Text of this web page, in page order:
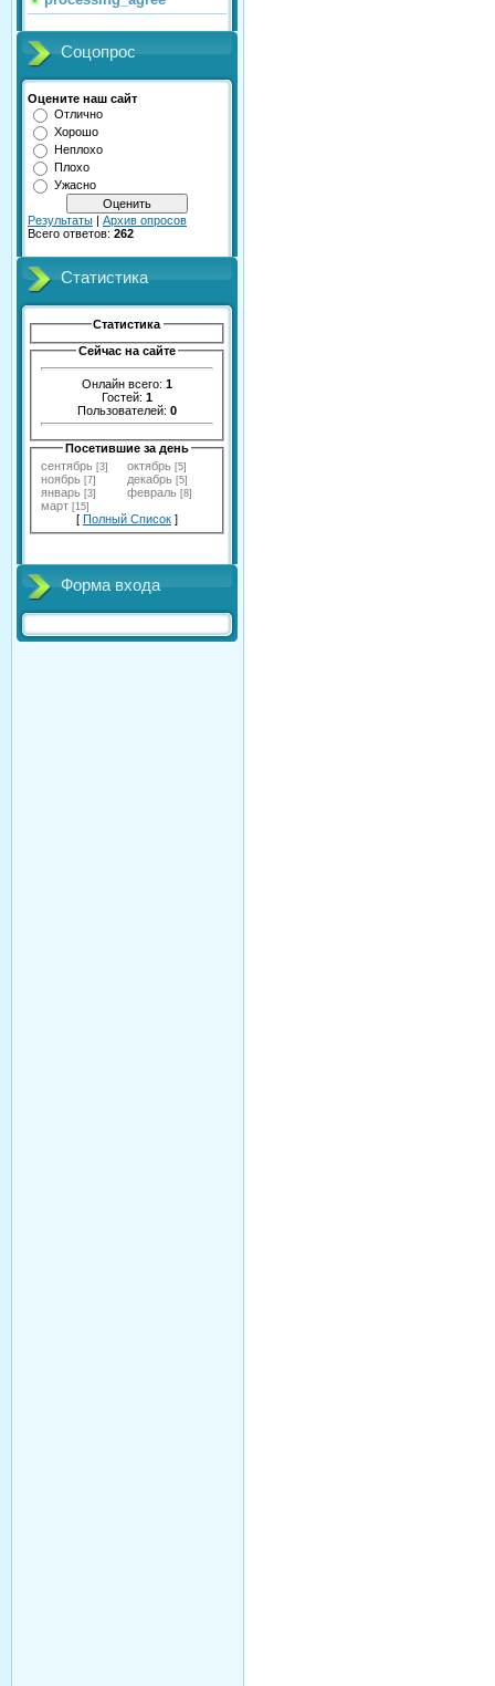
Соцопрос
Оцените наш сайт
Отлично
Хорошо
Неплохо
Плохо
Ужасно
Результаты | Архив опросов
Всего ответов: 262
Статистика
Статистика
Сейчас на сайте
Онлайн всего: 1
Гостей: 1
Пользователей: 0
Посетившие за день
сентябрь [3] октябрь [5]
ноябрь [7] декабрь [5]
январь [3] февраль [8]
март [15]
[ Полный Список ]
Форма входа